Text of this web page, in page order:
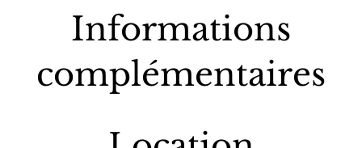
Informations
complémentaires